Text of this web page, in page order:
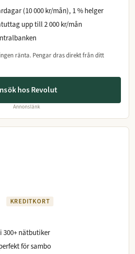
(10 000 kr/mån), 1 % helger
upp till 2 000 kr/mån
ränta. Pengar dras direkt från ditt
hos Revolut
Annonslänk
KREDITKORT
300+ nätbutiker
för sambo